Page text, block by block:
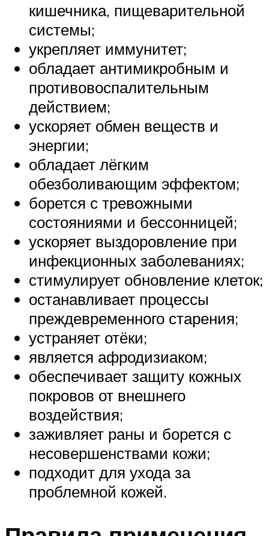
кишечника, пищеварительной
системы;
укрепляет иммунитет;
обладает антимикробным и
противовоспалительным
действием;
ускоряет обмен веществ и
энергии;
обладает лёгким
обезболивающим эффектом;
борется с тревожными
состояниями и бессонницей;
ускоряет выздоровление при
инфекционных заболеваниях;
стимулирует обновление клеток;
останавливает процессы
преждевременного старения;
устраняет отёки;
является афродизиаком;
обеспечивает защиту кожных
покровов от внешнего
воздействия;
заживляет раны и борется с
несовершенствами кожи;
подходит для ухода за
проблемной кожей.